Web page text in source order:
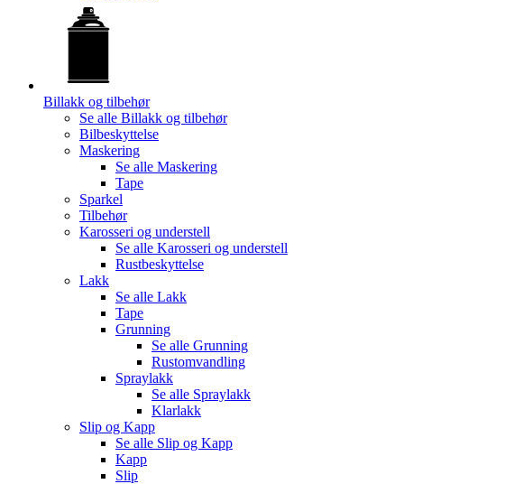
Billakk og tilbehør
Se alle Billakk og tilbehør
Bilbeskyttelse
Maskering
Se alle Maskering
Tape
Sparkel
Tilbehør
Karosseri og understell
Se alle Karosseri og understell
Rustbeskyttelse
Lakk
Se alle Lakk
Tape
Grunning
Se alle Grunning
Rustomvandling
Spraylakk
Se alle Spraylakk
Klarlakk
Slip og Kapp
Se alle Slip og Kapp
Kapp
Slip